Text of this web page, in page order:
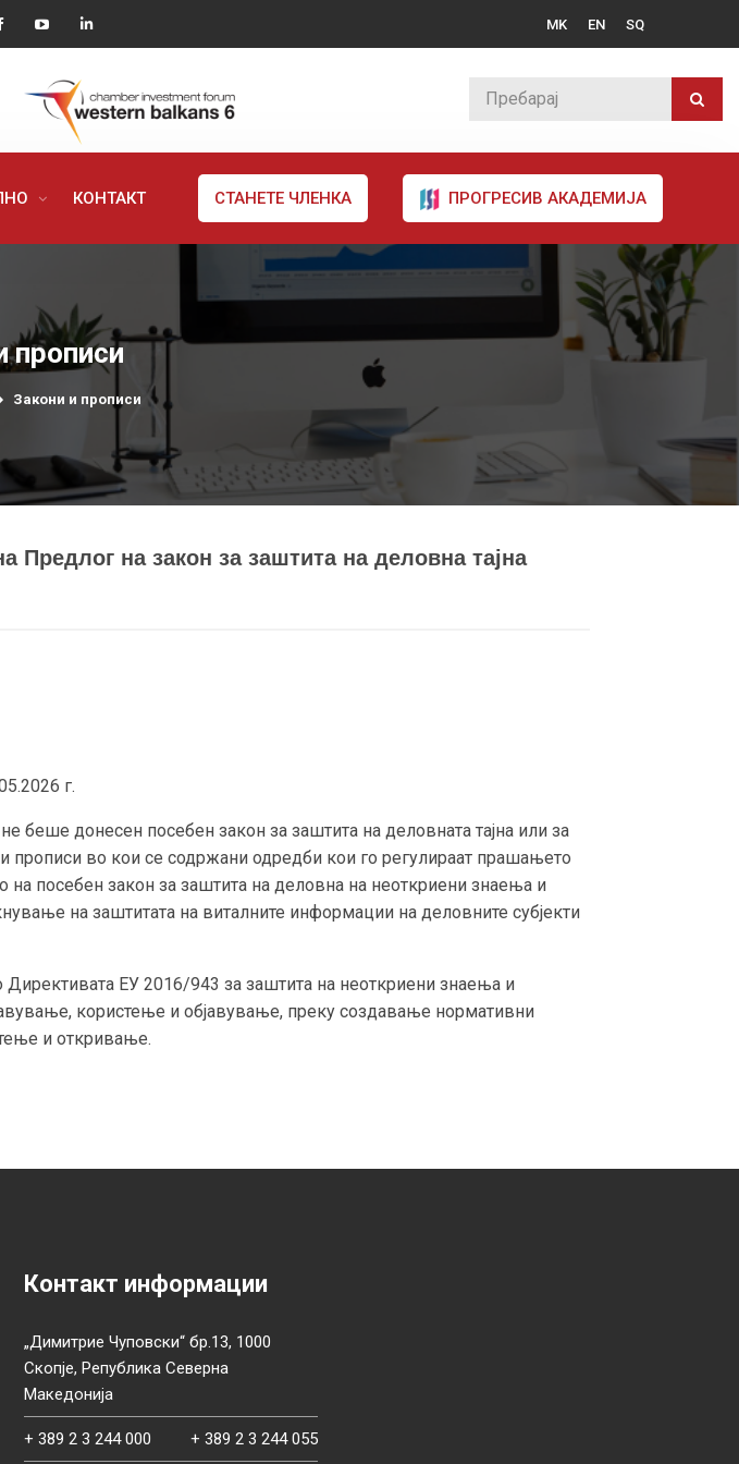
MK EN SQ
КОНТАКТ СТАНЕТЕ ЧЛЕНКА ПРОГРЕСИВ АКАДЕМИЈА
прописи
Закони и прописи
Предлог на закон за заштита на деловна тајна
г.
беше донесен посебен закон за заштита на деловната тајна или за
прописи во кои се содржани одредби кои го регулираат прашањето
посебен закон за заштита на деловна на неоткриени знаења и
на заштитата на виталните информации на деловните субјекти
ЕУ 2016/943 за заштита на неоткриени знаења и
користење и објавување, преку создавање нормативни
и откривање.
Контакт информации
„Димитрие Чуповски“ бр.13, 1000
Скопје, Република Северна
Македонија
+ 389 2 3 244 000 + 389 2 3 244 055